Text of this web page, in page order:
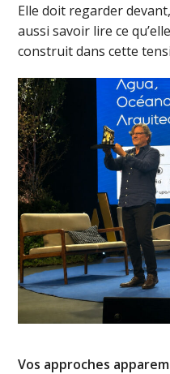
Elle doit regarder
aussi savoir lire ce
construit dans cette
Vos approches